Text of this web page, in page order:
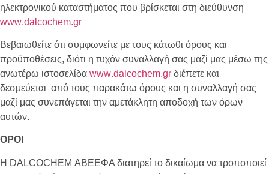
ηλεκτρονικού καταστήματος που βρίσκεται στη διεύθυνση
www.dalcochem.gr
Βεβαιωθείτε ότι συμφωνείτε με τους κάτωθι όρους και
προϋποθέσεις, διότι η τυχόν συναλλαγή σας μαζί μας μέσω της
ανωτέρω ιστοσελίδα www.dalcochem.gr διέπετε και
δεσμεύεται από τους παρακάτω όρους και η συναλλαγή σας
μαζί μας συνεπάγεται την αμετάκλητη αποδοχή των όρων
αυτών.
ΟΡΟΙ
Η DALCOCHEM ΑΒΕΕΦΑ διατηρεί το δικαίωμα να τροποποιεί